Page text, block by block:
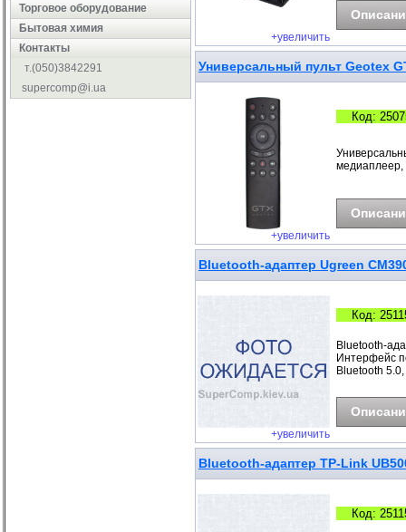
Торговое оборудование
Бытовая химия
Контакты
т.(050)3842291
supercomp@i.ua
+увеличить
Универсальный пульт Geotex
+увеличить
Код:
медиаплеер,
Bluetooth-адаптер Ugreen
+увеличить
Код:
Bluetooth-
Интерфейс
Bluetooth
Bluetooth-адаптер TP-Link
Код: